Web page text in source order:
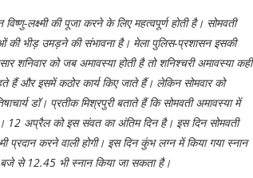
लक्ष्मी की पूजा करने के लिए महत्वपूर्ण होती है। सोमवती
की भीड़ उमड़ने की संभावना है। मेला पुलिस-प्रशासन इसकी
शनिवार को जब अमावस्या होती है तो शनिश्चरी अमावस्या कही
हैं और इसमें कठोर कार्य किए जाते हैं। लेकिन सोमवार को
डॉ। प्रतीक मिश्रपुरी बताते हैं कि सोमवती अमावस्या में
12 अप्रैल को इस संवत का अंतिम दिन है। इस दिन सोमवती
प्रदान करने वाली होगी। इस दिन कुंभ लग्न में किया गया स्नान
से 12.45 भी स्नान किया जा सकता है।